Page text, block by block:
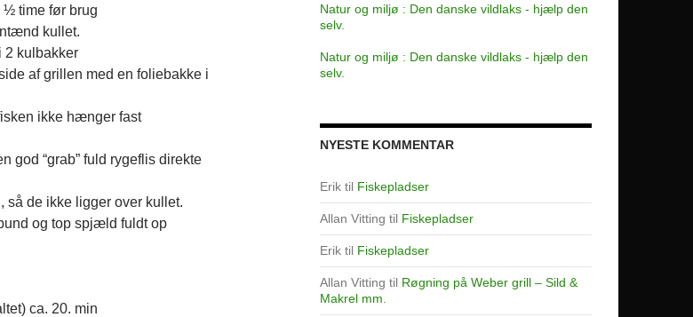
time før brug
kullet.
2 kulbakker
af grillen med en foliebakke i
ikke hænger fast
god “grab” fuld rygeflis direkte
så de ikke ligger over kullet.
og top spjæld fuldt op
ca. 20. min
Natur og miljø : Den danske vildlaks - hjælp den
selv.
Natur og miljø : Den danske vildlaks - hjælp den
selv.
NYESTE KOMMENTAR
Erik til Fiskepladser
Allan Vitting til Fiskepladser
Erik til Fiskepladser
Allan Vitting til Røgning på Weber grill – Sild &
Makrel mm.